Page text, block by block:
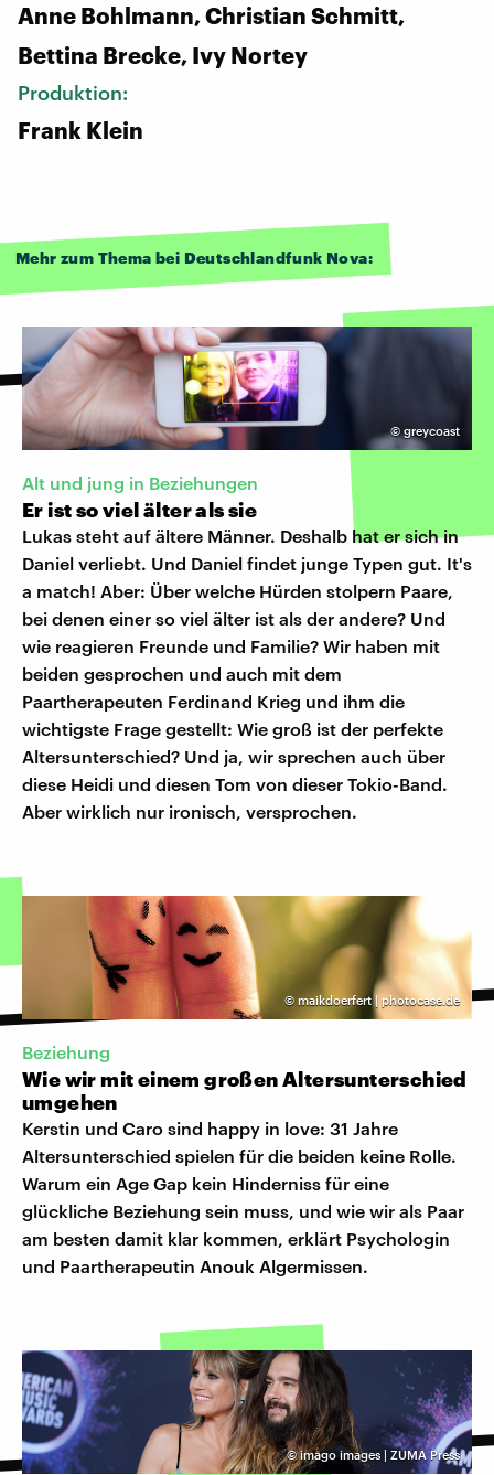
Anne Bohlmann, Christian Schmitt,
Bettina Brecke, Ivy Nortey
Produktion:
Frank Klein
Mehr zum Thema bei Deutschlandfunk Nova:
© greycoast
Alt und jung in Beziehungen
Er ist so viel älter als sie
Lukas steht auf ältere Männer. Deshalb hat er sich in
Daniel verliebt. Und Daniel findet junge Typen gut. It's
a match! Aber: Über welche Hürden stolpern Paare,
bei denen einer so viel älter ist als der andere? Und
wie reagieren Freunde und Familie? Wir haben mit
beiden gesprochen und auch mit dem
Paartherapeuten Ferdinand Krieg und ihm die
wichtigste Frage gestellt: Wie groß ist der perfekte
Altersunterschied? Und ja, wir sprechen auch über
diese Heidi und diesen Tom von dieser Tokio-Band.
Aber wirklich nur ironisch, versprochen.
© maikdoerfert | photocase.de
Beziehung
Wie wir mit einem großen Altersunterschied
umgehen
Kerstin und Caro sind happy in love: 31 Jahre
Altersunterschied spielen für die beiden keine Rolle.
Warum ein Age Gap kein Hinderniss für eine
glückliche Beziehung sein muss, und wie wir als Paar
am besten damit klar kommen, erklärt Psychologin
und Paartherapeutin Anouk Algermissen.
©imago images | ZUMA Press